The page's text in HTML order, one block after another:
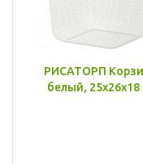
РИСАТОРП
белый, 25x26x18